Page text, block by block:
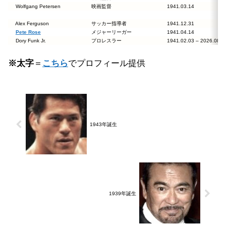
Wolfgang Petersen
映画監督 1941.03.14
Alex Ferguson サッカー指導者
1941.12.31
Pete Rose
メジャーリーガー
1941.04.14
Dory Funk Jr.
プロレスラー 1941.02.03 –
※太字 ＝ こちらでプロフィール提供
1943年誕生
1939年誕生